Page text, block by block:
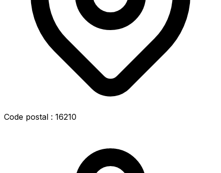
Code postal : 16210